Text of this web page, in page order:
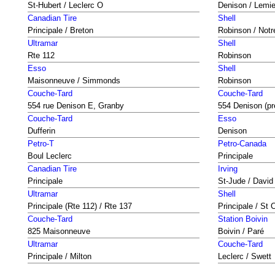
St-Hubert / Leclerc O
Denison /
Canadian Tire
Principale / Breton
Shell
Robinson /
Ultramar
Rte 112
Shell
Robinson
Esso
Maisonneuve / Simmonds
Shell
Robinson
Couche-Tard
554 rue Denison E, Granby
Couche-Tard
554 Denison
Couche-Tard
Dufferin
Esso
Denison
Petro-T
Boul Leclerc
Petro-Canada
Principale
Canadian Tire
Principale
Irving
St-Jude / David
Ultramar
Principale (Rte 112) / Rte 137
Shell
Principale / St
Couche-Tard
825 Maisonneuve
Station Boivin
Boivin / Paré
Ultramar
Principale / Milton
Couche-Tard
Leclerc / Swett